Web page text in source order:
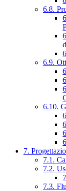
6.8.
6.9.
6.10.
7.
7.1.
7.2.
7.3.